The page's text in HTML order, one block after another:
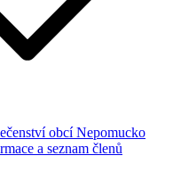
obcí Nepomucko
a seznam členů